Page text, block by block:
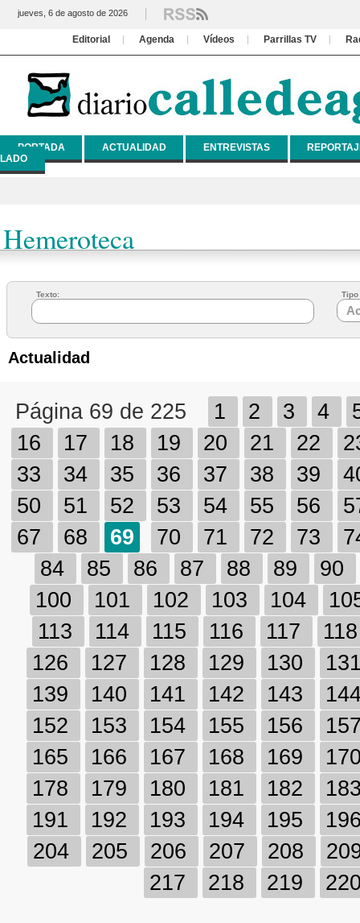
jueves, 6 de agosto de 2026
Editorial Agenda Vídeos Parrillas TV
PORTADA ACTUALIDAD ENTREVISTAS
LADO
Hemeroteca
Texto: Tipo
Actualidad
Página 69 de 225 1 2 3 4
16
17 18 19 20 21 22
33
34 35 36 37 38 39
50
51 52 53 54 55 56
67
68 69 70 71 72 73
84
85 86 87 88 89
90
100
101 102 103 104
113
114 115 116 117
126
127 128 129 130
139
140 141 142 143
152
153 154 155 156
165
166 167 168 169
178
179 180 181 182
191
192 193 194 195
204
205 206 207 208
217
218 219